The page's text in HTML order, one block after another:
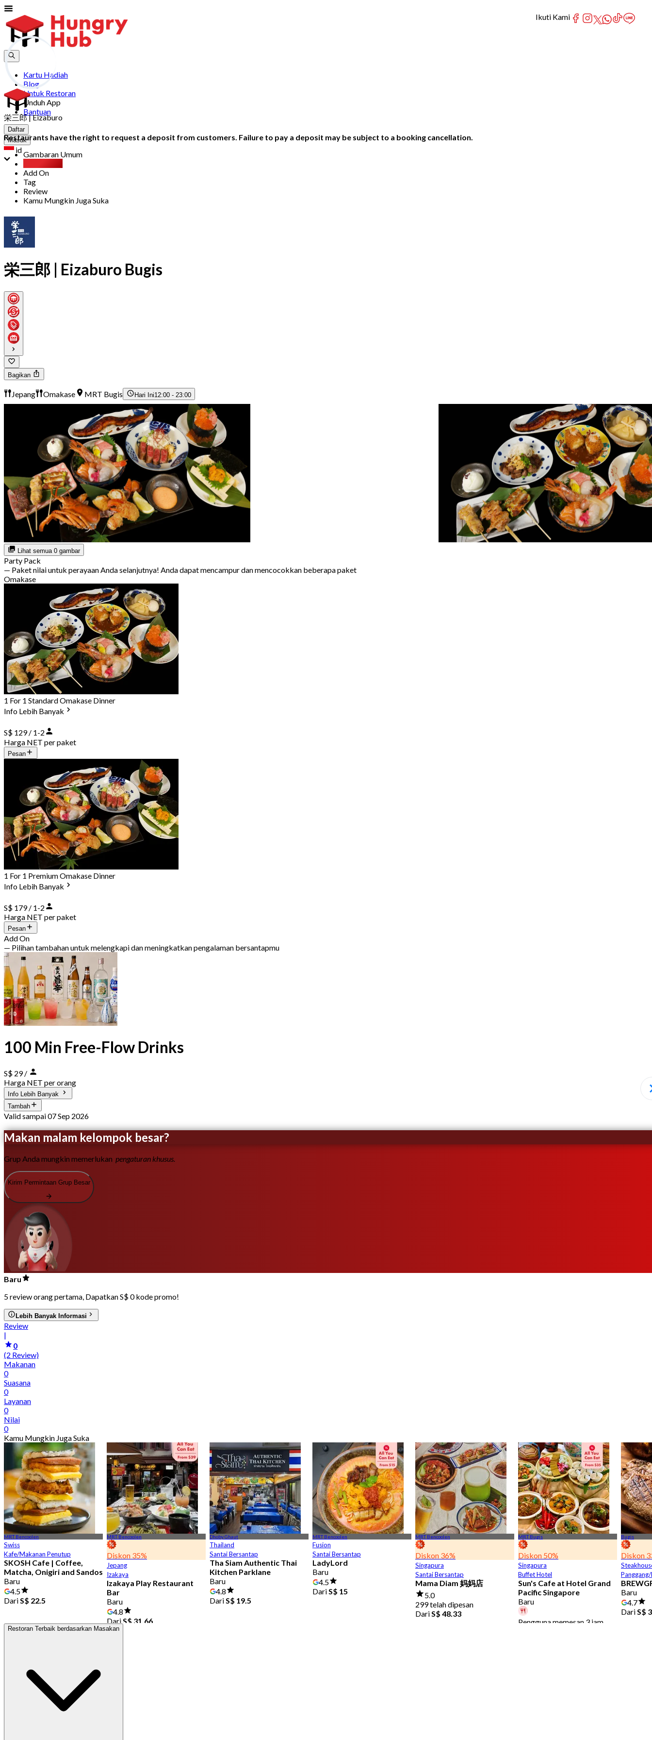
Kartu Hadiah
Blog
Untuk Restoran
Unduh App
Bantuan
Daftar
Masuk
id
栄三郎 | Eizaburo
Restaurants have the right to request a deposit from customers. Failure to pay a deposit may be subject to a booking cancellation.
Gambaran Umum
Add On
Tag
Review
Kamu Mungkin Juga Suka
栄三郎 | Eizaburo Bugis
Bagikan
Jepang Omakase MRT Bugis Hari Ini12:00 - 23:00
Lihat semua 0 gambar
Party Pack
— Paket nilai untuk perayaan Anda selanjutnya! Anda dapat mencampur dan mencocokkan beberapa paket
Omakase
1 For 1 Standard Omakase Dinner
Info Lebih Banyak
S$ 129 / 1-2
Harga NET per paket
Pesan
1 For 1 Premium Omakase Dinner
Info Lebih Banyak
S$ 179 / 1-2
Harga NET per paket
Pesan
Add On
— Pilihan tambahan untuk melengkapi dan meningkatkan pengalaman bersantapmu
100 Min Free-Flow Drinks
S$ 29/
Harga NET per orang
Info Lebih Banyak
Tambah
Valid sampai 07 Sep 2026
Makan malam kelompok besar?
Grup Anda mungkin memerlukan pengaturan khusus.
Kirim Permintaan Grup Besar
Baru
5 review orang pertama, Dapatkan S$ 0 kode promo!
Lebih Banyak Informasi
Review
|
0
(2 Review)
Makanan
0
Suasana
0
Layanan
0
Nilai
0
Kamu Mungkin Juga Suka
MRT Bencoolen
Swiss
Kafe/Makanan Penutup
SKOSH Cafe | Coffee,
Matcha, Onigiri and Sandos
Baru
4.5
DariS$ 22.5
MRT Bencoolen
Diskon 35%
Jepang
Izakaya
Izakaya Play Restaurant
Bar
Baru
4.8
Dari S$ 31.66
Dhoby Ghaut
Thailand
Santai Bersantap
Tha Siam Authentic Thai
Kitchen Parklane
Baru
4.8
DariS$ 19.5
MRT Bencoolen
Fusion
Santai Bersantap
LadyLord
Baru
4.5
DariS$ 15
MRT Bencoolen
Diskon 36%
Singapura
Santai Bersantap
Mama Diam 妈妈店
5.0
299 telah dipesan
DariS$ 48.33
MRT Bugis
Diskon 50%
Singapura
Buffet Hotel
Sun's Cafe at Hotel Grand
Pacific Singapore
Baru
Pengguna memesan 3 jam
Bugis
Diskon
Baru
4.7
DariS$
Restoran Terbaik berdasarkan Masakan
Ikuti Kami